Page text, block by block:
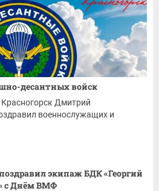
десантных войск
Красногорск Дмитрий
военнослужащих и
экипаж БДК «Георгий
с Днём ВМФ